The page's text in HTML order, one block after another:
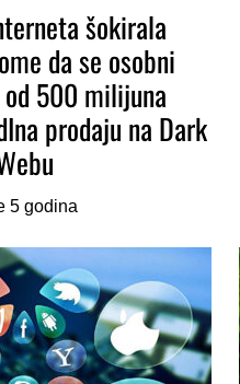
šokirala
da se osobni
500 milijuna
prodaju na Dark
5 godina